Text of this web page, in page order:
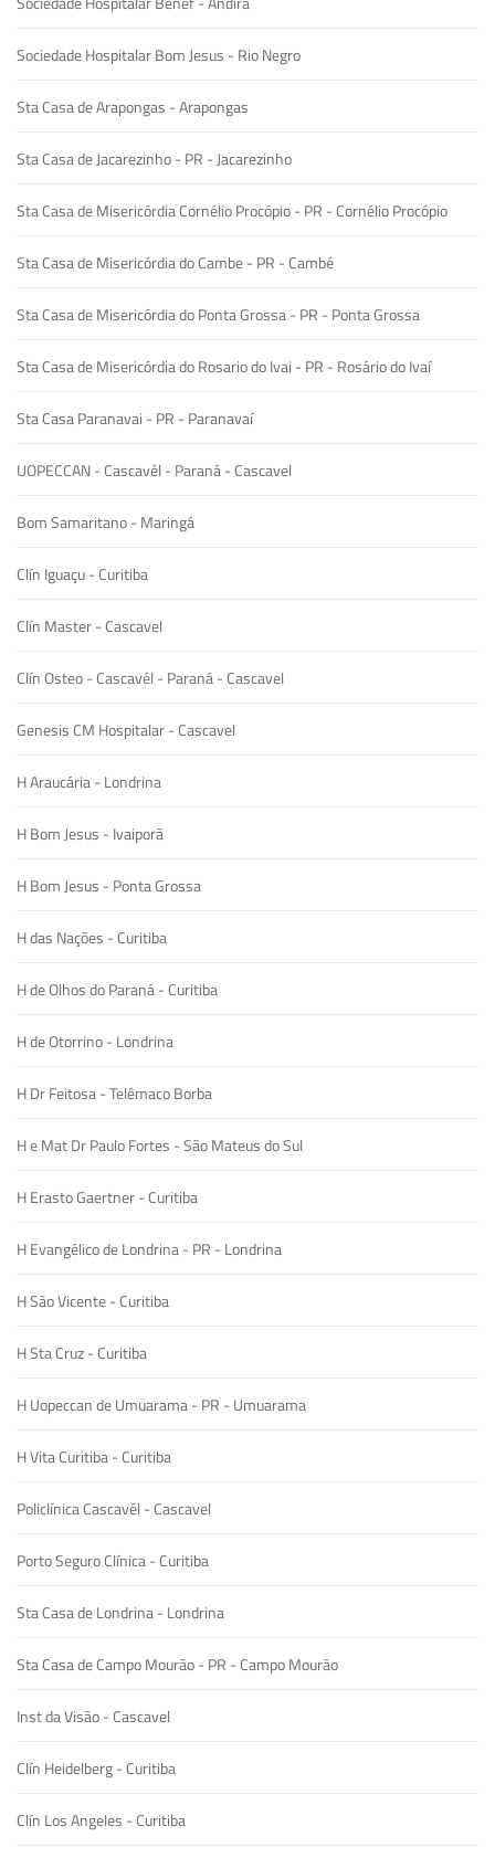
Sociedade Hospitalar Bom Jesus - Rio Negro
Sta Casa de Arapongas - Arapongas
Sta Casa de Jacarezinho - PR - Jacarezinho
Sta Casa de Misericórdia Cornélio Procópio - PR - Cornélio Procópio
Sta Casa de Misericórdia do Cambe - PR - Cambé
Sta Casa de Misericórdia do Ponta Grossa - PR - Ponta Grossa
Sta Casa de Misericórdia do Rosario do Ivai - PR - Rosário do Ivaí
Sta Casa Paranavai - PR - Paranavaí
UOPECCAN - Cascavél - Paraná - Cascavel
Bom Samaritano - Maringá
Clín Iguaçu - Curitiba
Clín Master - Cascavel
Clín Osteo - Cascavél - Paraná - Cascavel
Genesis CM Hospitalar - Cascavel
H Araucária - Londrina
H Bom Jesus - Ivaiporã
H Bom Jesus - Ponta Grossa
H das Nações - Curitiba
H de Olhos do Paraná - Curitiba
H de Otorrino - Londrina
H Dr Feitosa - Telêmaco Borba
H e Mat Dr Paulo Fortes - São Mateus do Sul
H Erasto Gaertner - Curitiba
H Evangélico de Londrina - PR - Londrina
H São Vicente - Curitiba
H Sta Cruz - Curitiba
H Uopeccan de Umuarama - PR - Umuarama
H Vita Curitiba - Curitiba
Policlínica Cascavél - Cascavel
Porto Seguro Clínica - Curitiba
Sta Casa de Londrina - Londrina
Sta Casa de Campo Mourão - PR - Campo Mourão
Inst da Visão - Cascavel
Clín Heidelberg - Curitiba
Clín Los Angeles - Curitiba